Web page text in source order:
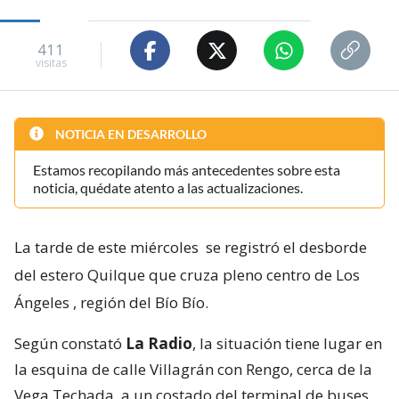
411
visitas
NOTICIA EN DESARROLLO
Estamos recopilando más antecedentes sobre esta
noticia, quédate atento a las actualizaciones.
La tarde de este miércoles se registró el desborde
del estero Quilque que cruza pleno centro de Los
Ángeles , región del Bío Bío.
Según constató La Radio, la situación tiene lugar en
la esquina de calle Villagrán con Rengo, cerca de la